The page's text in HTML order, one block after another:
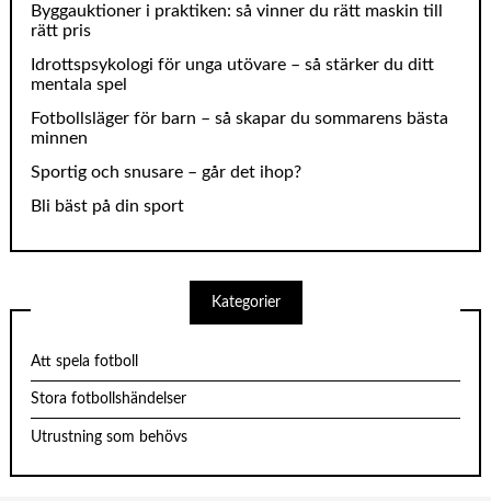
Byggauktioner i praktiken: så vinner du rätt maskin till
rätt pris
Idrottspsykologi för unga utövare – så stärker du ditt
mentala spel
Fotbollsläger för barn – så skapar du sommarens bästa
minnen
Sportig och snusare – går det ihop?
Bli bäst på din sport
Kategorier
Att spela fotboll
Stora fotbollshändelser
Utrustning som behövs